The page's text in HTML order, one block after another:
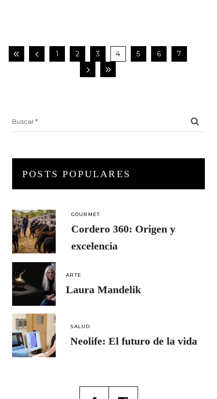
1 2 3 4 5 6 7
POSTS POPULARES
GOURMET
Cordero 360: Origen y
excelencia
ARTE
Laura Mandelik
SALUD
Neolife: El futuro de la vida